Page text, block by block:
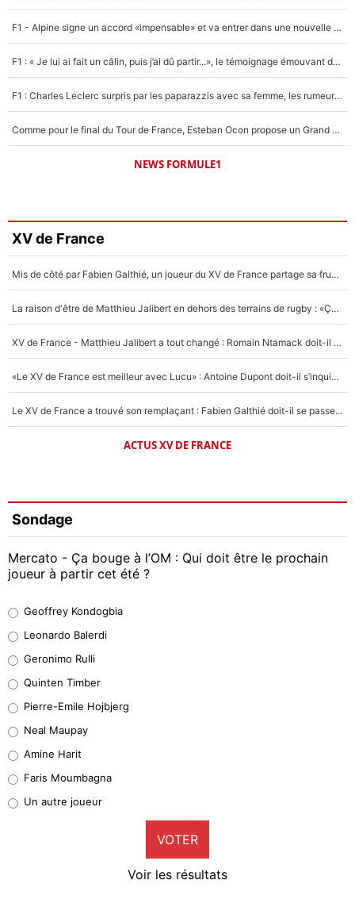
F1 - Alpine signe un accord «impensable» et va entrer dans une nouvelle dimension : Grande nouvelle pour Pierre Gasly !
F1 : « Je lui ai fait un câlin, puis j’ai dû partir...», le témoignage émouvant de Max Verstappen sur sa fille
F1 : Charles Leclerc surpris par les paparazzis avec sa femme, les rumeurs étaient vraies !
Comme pour le final du Tour de France, Esteban Ocon propose un Grand Prix de Formule 1 à Paris : «Autour de l’Arc de Triomphe, ce serait génial» !
NEWS FORMULE1
XV de France
Mis de côté par Fabien Galthié, un joueur du XV de France partage sa frustration : «ils ne me l’ont pas dit tout de suite»
La raison d'être de Matthieu Jalibert en dehors des terrains de rugby : «Ça m'atteint autant que si tu touches à un membre de ma famille»
XV de France - Matthieu Jalibert a tout changé : Romain Ntamack doit-il s’inquiéter pour sa place à un an de la Coupe du monde ?
«Le XV de France est meilleur avec Lucu» : Antoine Dupont doit-il s’inquiéter pour sa place ?
Le XV de France a trouvé son remplaçant : Fabien Galthié doit-il se passer d'Antoine Dupont ?
ACTUS XV DE FRANCE
Sondage
Mercato - Ça bouge à l’OM : Qui doit être le prochain
joueur à partir cet été ?
38%
32%
5%
1%
9%
Geoffrey Kondogbia
Leonardo Balerdi
Geronimo Rulli
Quinten Timber
Pierre-Emile Hojbjerg
Neal Maupay
Amine Harit
Faris Moumbagna
Un autre joueur
VOTER
Voir les résultats